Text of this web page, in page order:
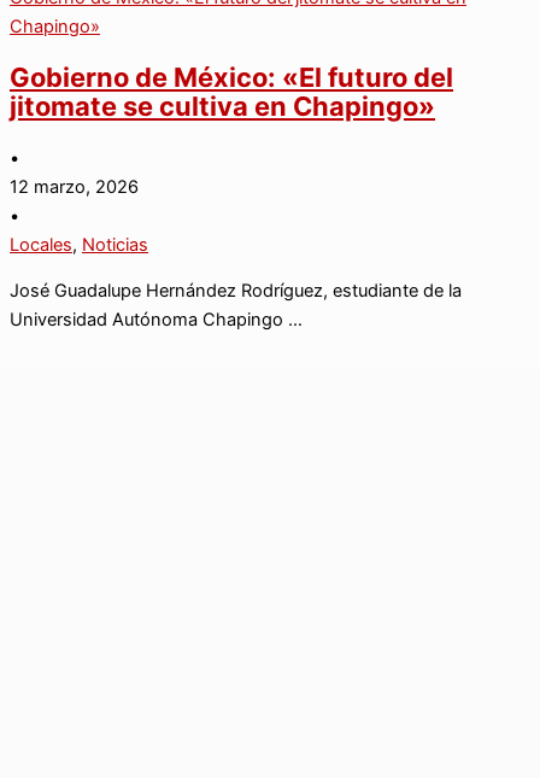
Chapingo»
Gobierno de México: «El futuro del
jitomate se cultiva en Chapingo»
•
12 marzo, 2026
•
Locales, Noticias
José Guadalupe Hernández Rodríguez, estudiante de la
Universidad Autónoma Chapingo …